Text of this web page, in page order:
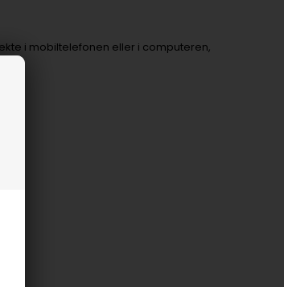
i mobiltelefonen eller i computeren,